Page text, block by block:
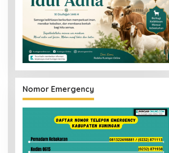
Nomor Emergency